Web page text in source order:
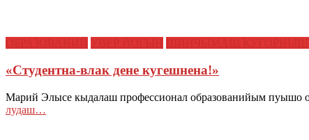
«Студентна-влак дене кугешнена!»
Марий Элысе кыдалаш профессионал образованийым пуышо
лудаш…